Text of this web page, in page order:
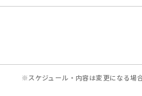
※スケジュール・内容は変更になる場